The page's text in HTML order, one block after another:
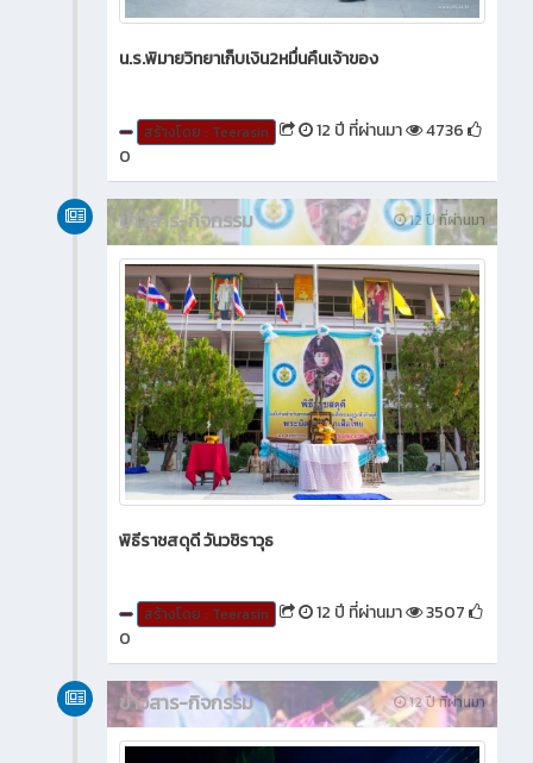
น.ร.พิมายวิทยาเก็บเงิน2หมื่นคืนเจ้าของ
สร้างโดย : Teerasin 12 ปี ที่ผ่านมา
4736
0
12 ปี ที่ผ่านมา
ข่าวสาร-กิจกรรม
พิธีราชสดุดี วันวชิราวุธ
สร้างโดย : Teerasin 12 ปี ที่ผ่านมา
3507
0
12 ปี ที่ผ่านมา
ข่าวสาร-กิจกรรม